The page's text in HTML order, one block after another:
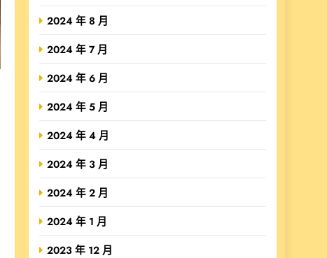
2024 年 8 月
2024 年 7 月
2024 年 6 月
2024 年 5 月
2024 年 4 月
2024 年 3 月
2024 年 2 月
2024 年 1 月
2023 年 12 月